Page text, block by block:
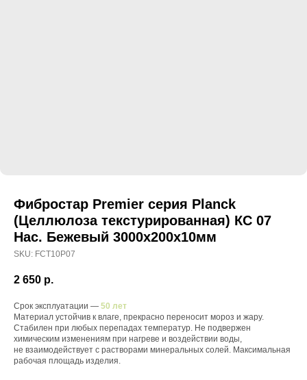
Фибростар Premier серия Planck
(Целлюлоза текстурированная) КС 07
Нас. Бежевый 3000х200х10мм
SKU: FCT10P07
2 650 р.
Срок эксплуатации — 50 лет
Материал устойчив к влаге, прекрасно переносит мороз и жару.
Стабилен при любых перепадах температур. Не подвержен
химическим изменениям при нагреве и воздействии воды,
не взаимодействует с растворами минеральных солей. Максимальная
рабочая площадь изделия.